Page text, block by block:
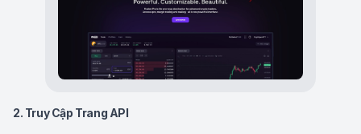
2. Truy Cập Trang API